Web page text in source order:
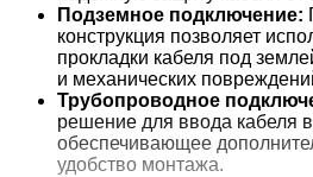
Подземное подключение:
конструкция позволяет
прокладки кабеля под
и механических
Трубопроводное
решение для ввода кабеля
обеспечивающее
удобство монтажа.